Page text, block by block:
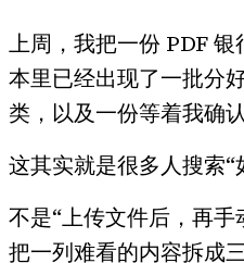
上周，我把一份 PDF
本里已经出现了一批分
类，以及一份等着我确
这其实就是很多人搜索“
不是“上传文件后，再手
把一列难看的内容拆成